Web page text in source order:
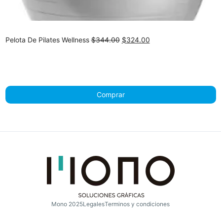
Pelota De Pilates Wellness$344.00 Original
$324.00Current
Comprar
Mono 2025LegalesTerminos y condiciones